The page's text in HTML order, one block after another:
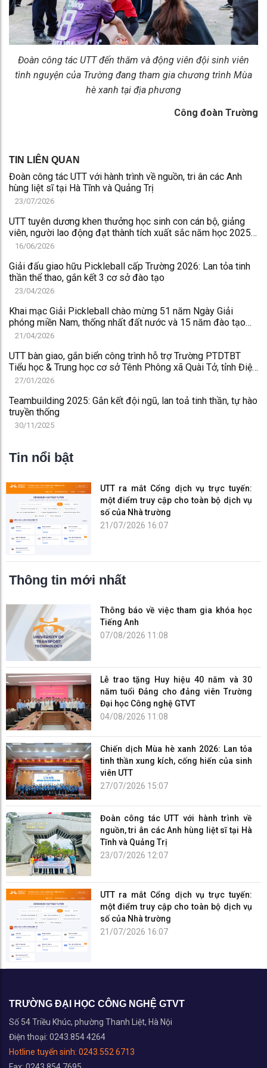
Đoàn công tác UTT đến thăm và động viên đội sinh viên
tình nguyện của Trường đang tham gia chương trình Mùa
hè xanh tại địa phương
Công đoàn Trường
TIN LIÊN QUAN
Đoàn công tác UTT với hành trình về nguồn, tri ân các Anh
hùng liệt sĩ tại Hà Tĩnh và Quảng Trị
23/07/2026
UTT tuyên dương khen thưởng học sinh con cán bộ, giảng
viên, người lao động đạt thành tích xuất sắc năm học 2025-
2026
16/06/2026
Giải đấu giao hữu Pickleball cấp Trường 2026: Lan tỏa tinh
thần thể thao, gắn kết 3 cơ sở đào tạo
23/04/2026
Khai mạc Giải Pickleball chào mừng 51 năm Ngày Giải
phóng miền Nam, thống nhất đất nước và 15 năm đào tạo
trình độ đại học
21/04/2026
UTT bàn giao, gắn biển công trình hỗ trợ Trường PTDTBT
Tiểu học & Trung học cơ sở Tênh Phông xã Quài Tở, tỉnh Điện
Biên
27/01/2026
Teambuilding 2025: Gắn kết đội ngũ, lan toả tinh thần, tự hào
truyền thống
30/11/2025
Tin nổi bật
UTT ra mắt Cổng dịch vụ trực tuyến:
một điểm truy cập cho toàn bộ dịch vụ
số của Nhà trường
21/07/2026 16:07
Thông tin mới nhất
Thông báo về việc tham gia khóa học
Tiếng Anh
07/08/2026 11:08
Lễ trao tặng Huy hiệu 40 năm và 30
năm tuổi Đảng cho đảng viên Trường
Đại học Công nghệ GTVT
04/08/2026 11:08
Chiến dịch Mùa hè xanh 2026: Lan tỏa
tinh thần xung kích, cống hiến của sinh
viên UTT
27/07/2026 15:07
Đoàn công tác UTT với hành trình về
nguồn, tri ân các Anh hùng liệt sĩ tại Hà
Tĩnh và Quảng Trị
23/07/2026 12:07
UTT ra mắt Cổng dịch vụ trực tuyến:
một điểm truy cập cho toàn bộ dịch vụ
số của Nhà trường
21/07/2026 16:07
TRƯỜNG ĐẠI HỌC CÔNG NGHỆ GTVT
Số 54 Triều Khúc, phường Thanh Liệt, Hà Nội
Điện thoại: 0243.854 4264
Hotline tuyển sinh: 0243.552 6713